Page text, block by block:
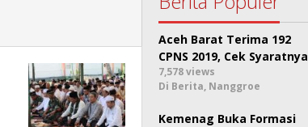
Aceh Barat Terima 192
CPNS 2019, Cek Syaratnya
7,578 views
Di Berita, Nanggroe
Kemenag Buka Formasi